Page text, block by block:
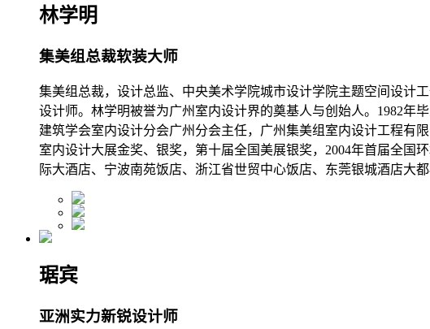
林学明
集美组总裁软装大师
集美组总裁，设计总监、中央美术学院城市设计学院主题空间设计
设计师。林学明被誉为广州室内设计界的奠基人与创始人。1982年
建筑学会室内设计分会广州分会主任，广州集美组室内设计工程有
室内设计大展金奖、银奖，第十届全国美展银奖，2004年首届全国
际大酒店、宁波南苑饭店、浙江省世贸中心饭店、东莞银城酒店大
琚宾
亚洲实力新锐设计师